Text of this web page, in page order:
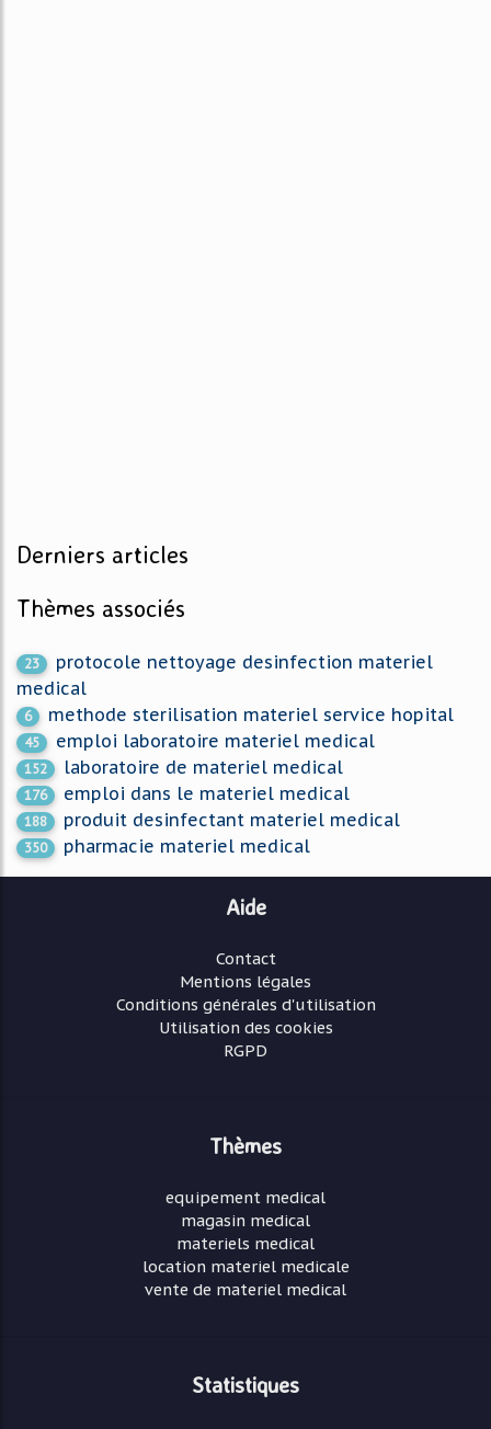
Derniers articles
Thèmes associés
23
protocole nettoyage desinfection materiel
medical
6 methode sterilisation materiel service hopital
45 emploi laboratoire materiel medical
152 laboratoire de materiel medical
176 emploi dans le materiel medical
188 produit desinfectant materiel medical
350 pharmacie materiel medical
Aide
Contact
Mentions légales
Conditions générales d'utilisation
Utilisation des cookies
RGPD
Thèmes
equipement medical
magasin medical
materiels medical
location materiel medicale
vente de materiel medical
Statistiques